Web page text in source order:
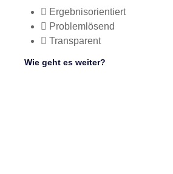
Ergebnisorientiert
Problemlösend
Transparent
Wie geht es weiter?